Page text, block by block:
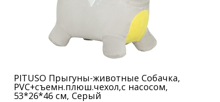
PITUSO Прыгуны-животные Собачка,
PVC+съемн.плюш.чехол,с насосом,
53*26*46 см, Серый